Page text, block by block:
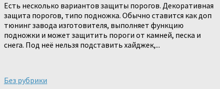
Есть несколько вариантов защиты порогов. Декоративная
защита порогов, типо подножка. Обычно ставится как доп
тюнинг завода изготовителя, выполняет функцию
подножки и может защитить пороги от камней, песка и
снега. Под неё нельзя подставить хайджек,...
Без рубрики